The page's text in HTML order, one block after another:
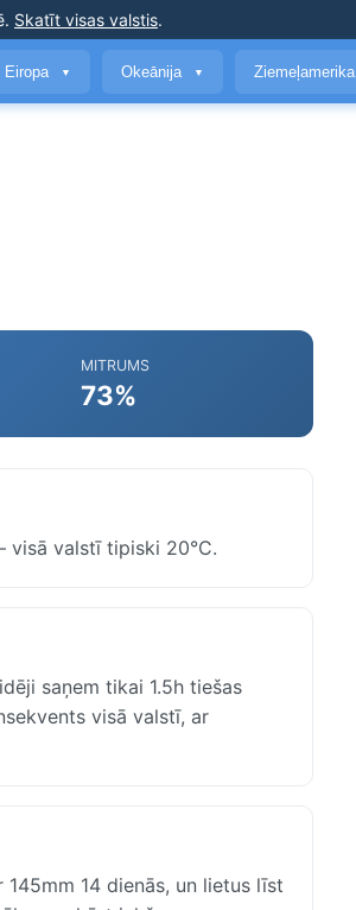
. Skatīt visas valstis.
Eiropa ▼ Okeānija ▼ Ziemeļamerika
MITRUMS
73%
visā valstī tipiski 20°C.
saņem tikai 1.5h tiešas
visā valstī, ar
14 dienās, un lietus līst